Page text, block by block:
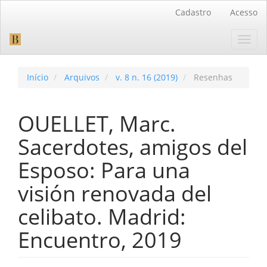
Barra
Cadastro Acesso
Início Arquivos v. 8 n. 16 (2019) Resenhas
OUELLET, Marc.
Sacerdotes, amigos del
Esposo: Para una
visión renovada del
celibato. Madrid:
Encuentro, 2019